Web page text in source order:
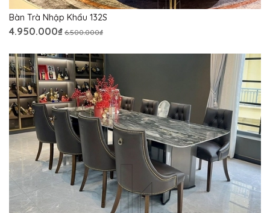
Bàn Trà Nhập Khẩu 132S
4.950.000₫ 6.500.000₫